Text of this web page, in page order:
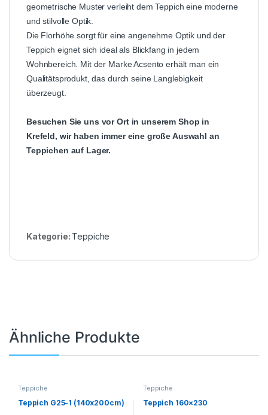
geometrische Muster verleiht dem Teppich eine moderne
und stilvolle Optik.
Die Florhöhe sorgt für eine angenehme Optik und der
Teppich eignet sich ideal als Blickfang in jedem
Wohnbereich. Mit der Marke Acsento erhält man ein
Qualitätsprodukt, das durch seine Langlebigkeit
überzeugt.
Besuchen Sie uns vor Ort in unserem Shop in
Krefeld, wir haben immer eine große Auswahl an
Teppichen auf Lager.
Kategorie: Teppiche
Ähnliche Produkte
Teppiche
Teppich G25-1 (140x200cm)
Teppiche
Teppich 160×230